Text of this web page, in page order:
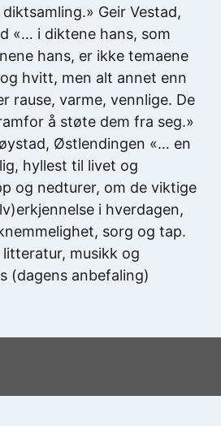
Geir Vestad,
«… i diktene hans, som
hans, er ikke temaene
hvitt, men alt annet enn
rause, varme, vennlige. De
å støte dem fra seg.»
Østlendingen «… en
hyllest til livet og
og nedturer, om de viktige
i hverdagen,
sorg og tap.
musikk og
(dagens anbefaling)